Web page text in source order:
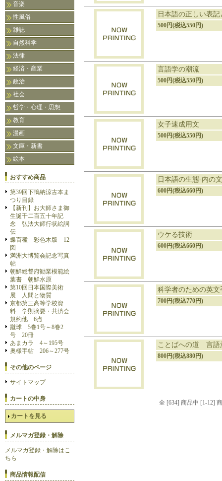
音楽
性風俗
雑誌
自然科学
法律
経済・産業
政治
社会
哲学・心理・思想
教育
漫画
文庫・新書
絵本
おすすめ商品
第39回下鴨納涼古本ま
つり目録
【新刊】お大師さま御
生誕千二百五十年記
念 弘法大師行状絵詞
伝
蝶百種 彩色木版 12
図
満洲大博覧会記念写真
帖
朝鮮総督府勧業模範絵
葉書 朝鮮水原
第10回日本国際美術
展 人間と物質
京都第三高等学校資
料 学則摘要・共済会
規約他 6点
蹴球 5巻1号～8巻2
号 20冊
あまカラ 4～195号
奥様手帖 206～277号
その他のページ
サイトマップ
カートの中身
カートを見る
メルマガ登録・解除
メルマガ登録・解除はこ
ちら
商品情報配信
日本語の正しい表
500円(税込550円)
言語学の潮流
500円(税込550円)
女子速成用文
500円(税込550円)
日本語の生態-内の
600円(税込660円)
ウケる技術
600円(税込660円)
科学者のための英文
700円(税込770円)
ことばへの道 言語
800円(税込880円)
全 [634] 商品中 [1-12]